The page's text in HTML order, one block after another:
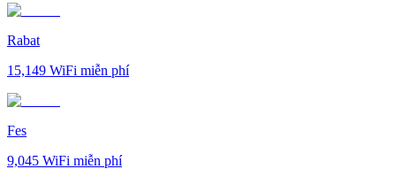
Rabat
15,149 WiFi miễn phí
Fes
9,045 WiFi miễn phí